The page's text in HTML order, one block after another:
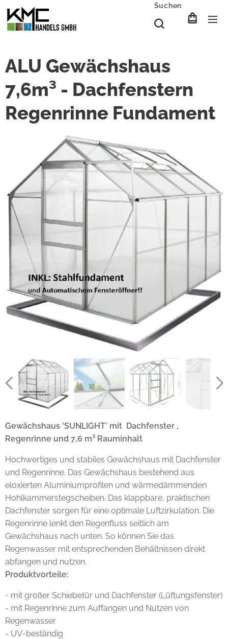
Suchen
ALU Gewächshaus
7,6m³ - Dachfenstern
Regenrinne Fundament
Gewächshaus 'SUNLIGHT' mit Dachfenster ,
Regenrinne und 7,6 m³ Rauminhalt
Hochwertiges und stabiles Gewächshaus mit Dachfenster
und Regenrinne. Das Gewächshaus bestehend aus
eloxierten Aluminiumprofilen und wärmedämmenden
Hohlkammerstegscheiben. Das klappbare, praktischen
Dachfenster sorgen für eine optimale Luftzirkulation. Die
Regenrinne lenkt den Regenfluss seitlich am
Gewächshaus nach unten. So können Sie das
Regenwasser mit entsprechenden Behältnissen direkt
abfangen und nutzen.
Produktvorteile:
- mit großer Schiebetür und Dachfenster (Lüftungsfenster)
- mit Regenrinne zum Auffangen und Nutzen von
Regenwasser
- UV-beständig